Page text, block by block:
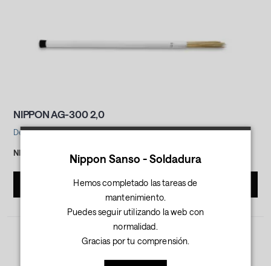
NIPPON AG-300 2,0
Debes iniciar sesión para consultar los precios.
NIPPON AG-300 2,0 mm / 1 kg
SABER MÁS
Nippon Sanso - Soldadura
Hemos completado las tareas de
mantenimiento.
Puedes seguir utilizando la web con
normalidad.
Gracias por tu comprensión.